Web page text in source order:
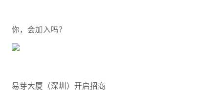
你，会加入吗？
易芽大厦（深圳）开启招商